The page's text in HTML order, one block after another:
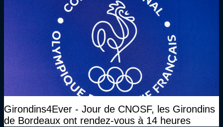
Girondins4Ever - Jour de CNOSF, les Girondins
de Bordeaux ont rendez-vous à 14 heures